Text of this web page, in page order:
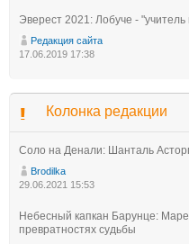
Эверест 2021: Лобуче -
Редакция сайта
17.06.2019 17:38
Колонка редакции
Соло на Денали: Шанталь
Brodilka
29.06.2021 15:53
Небесный капкан Барунце:
превратностях судьбы